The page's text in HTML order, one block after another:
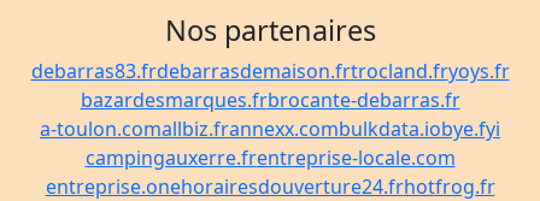
Nos partenaires
debarras83.frdebarrasdemaison.frtrocland.fryoys.fr
bazardesmarques.frbrocante-debarras.fr
a-toulon.comallbiz.frannexx.combulkdata.iobye.fyi
campingauxerre.frentreprise-locale.com
entreprise.onehorairesdouverture24.frhotfrog.fr